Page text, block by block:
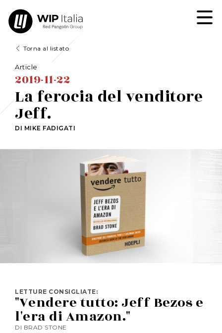
Torna al listato
Article
2019-11-22
La ferocia del venditore
Jeff.
DI MIKE FADIGATI
LETTURE CONSIGLIATE:
"Vendere tutto: Jeff Bezos e
l'era di Amazon."
DI BRAD STONE